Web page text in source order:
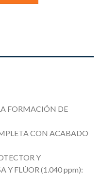
FORMACIÓN DE
CON ACABADO
Y
Y FLÚOR (1.040 ppm):